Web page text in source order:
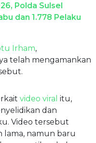
Polda Sulsel
dan 1.778 Pelaku
Irham,
telah mengamankan
video viral itu,
dan
Video tersebut
lama, namun baru